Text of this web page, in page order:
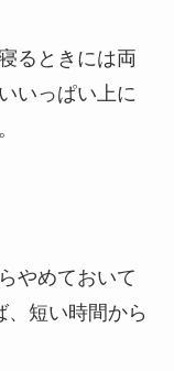
るときには両
いっぱい上に
やめておいて
、短い時間から